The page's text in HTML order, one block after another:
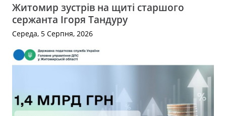
Житомир зустрів на щиті старшого
сержанта Ігоря Тандуру
Середа, 5 Серпня, 2026